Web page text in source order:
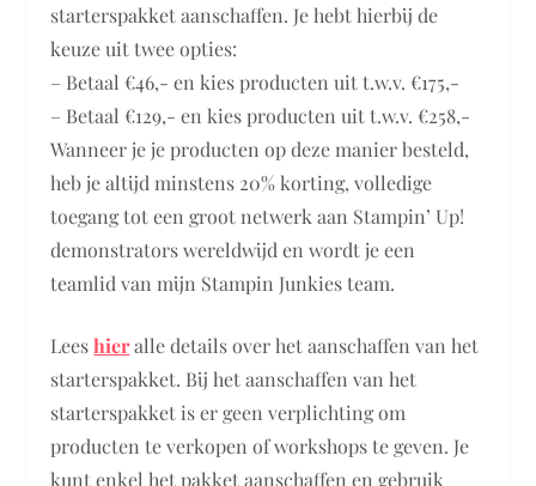
starterspakket aanschaffen. Je hebt hierbij de
keuze uit twee opties:
– Betaal €46,- en kies producten uit t.w.v. €175,-
– Betaal €129,- en kies producten uit t.w.v. €258,-
Wanneer je je producten op deze manier besteld,
heb je altijd minstens 20% korting, volledige
toegang tot een groot netwerk aan Stampin’ Up!
demonstrators wereldwijd en wordt je een
teamlid van mijn Stampin Junkies team.
Leeshieralle details over het aanschaffen van het
starterspakket. Bij het aanschaffen van het
starterspakket is er geen verplichting om
producten te verkopen of workshops te geven. Je
kunt enkel het pakket aanschaffen en gebruik